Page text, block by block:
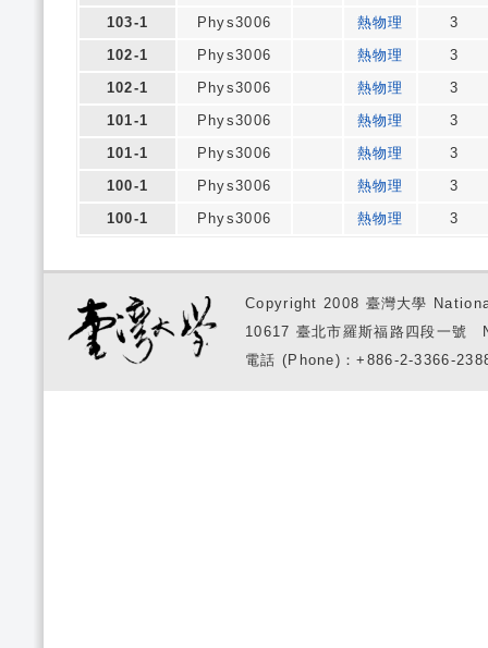
103-1
Phys3006 熱物理
3
102-1
Phys3006 熱物理
3
102-1
Phys3006 熱物理
3
101-1
Phys3006 熱物理
3
101-1
Phys3006 熱物理
3
100-1
Phys3006 熱物理
3
100-1
Phys3006 熱物理 3
Copyright 2008 臺灣大學
10617 臺北市羅斯福路四段一
電話 (Phone)：+886-2-3366-